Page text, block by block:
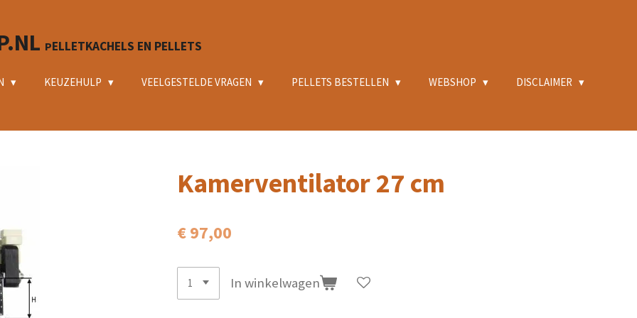
PELLETKACHELS EN PELLETS
KEUZEHULP VEELGESTELDE VRAGEN PELLETS BESTELLEN WEBSHOP
DISCLAIMER
Kamerventilator 27 cm
€ 97,00
In winkelwagen